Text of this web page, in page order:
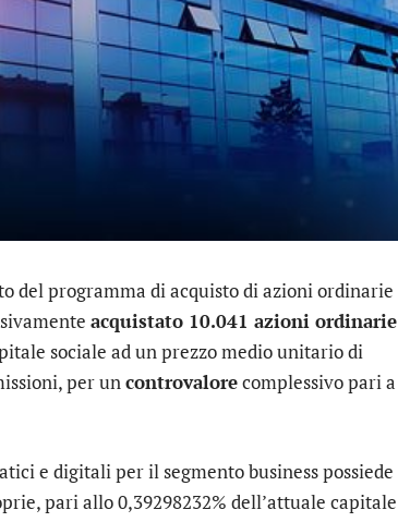
del programma di acquisto di azioni ordinarie
acquistato 10.041 azioni ordinarie
sociale ad un prezzo medio unitario di
per uncontrovalorecomplessivo pari a
e digitali per il segmento business possiede
pari allo 0,39298232% dell’attuale capitale